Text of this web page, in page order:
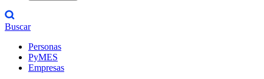
Buscar
Personas
PyMES
Empresas